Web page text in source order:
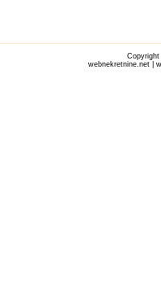
webnekretnine.net |